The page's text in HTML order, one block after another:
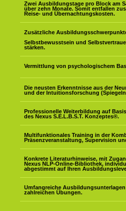
Zwei Ausbildungstage pro Block am
über zehn Monate. Somit entfallen
Reise- und Übernachtungskosten.
Zusätzliche
Selbstbewusstsein und
stärken.
Vermittlung von psychologischem
Die neusten Erkenntnisse aus der
und der Intuitionsforschung
Professionelle Weiterbildung auf Basis
des Nexus S.E.L.B.S.T. Konzeptes®.
Multifunktionales Training in der
Präsenzveranstaltung, Supervision
Konkrete Literaturhinweise, mit
Nexus NLP-Online-Bibliothek,
abgestimmt auf Ihren
Umfangreiche
zahlreichen Übungen.